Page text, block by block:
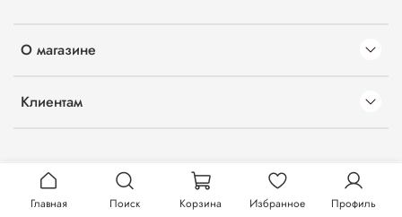
О магазине
Клиентам
Главная Поиск Корзина Избранное Профиль